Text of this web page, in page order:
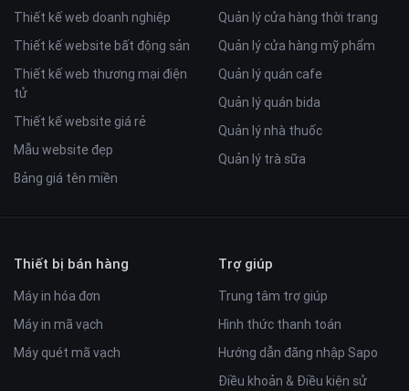
Thiết kế web doanh nghiệp
Thiết kế website bất động sản
Thiết kế web thương mại điện
tử
Thiết kế website giá rẻ
Mẫu website đẹp
Bảng giá tên miền
Quản lý cửa hàng thời trang
Quản lý cửa hàng mỹ phẩm
Quản lý quán cafe
Quản lý quán bida
Quản lý nhà thuốc
Quản lý trà sữa
Thiết bị bán hàng
Máy in hóa đơn
Máy in mã vạch
Máy quét mã vạch
Trợ giúp
Trung tâm trợ giúp
Hình thức thanh toán
Hướng dẫn đăng nhập Sapo
Điều khoản & Điều kiện sử